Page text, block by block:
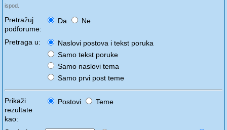
ispod.
Pretražuj
podforume:
Da Ne
Pretraga u:
Naslovi postova i tekst poruka
Samo tekst poruke
Samo naslovi tema
Samo prvi post teme
Prikaži
rezultate
kao:
Postovi Teme